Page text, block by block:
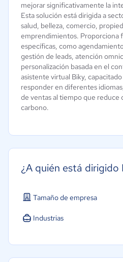
mejorar significativamente la
Esta solución está dirigida a
salud, belleza, comercio,
emprendimientos. Proporciona
específicas, como
gestión de leads, atención
personalización basada en el
asistente virtual Biky,
responder en diferentes
de ventas al tiempo que reduce
carbono.
¿A quién está dirigido
Tamaño de empresa
Pequeña: 10 a 49 trabajadores
Industrias